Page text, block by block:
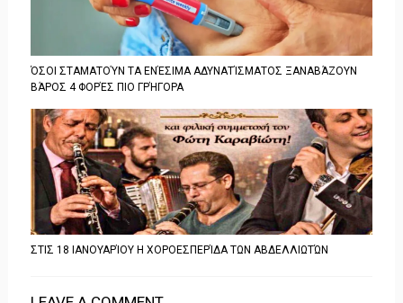
ΌΣΟΙ ΣΤΑΜΑΤΟΎΝ ΤΑ ΕΝΈΣΙΜΑ ΑΔΥΝΑΤΊΣΜΑΤΟΣ ΞΑΝΑΒΆΖΟΥΝ
ΒΆΡΟΣ 4 ΦΟΡΈΣ ΠΙΟ ΓΡΉΓΟΡΑ
ΣΤΙΣ 18 ΙΑΝΟΥΑΡΊΟΥ Η ΧΟΡΟΕΣΠΕΡΊΔΑ ΤΩΝ ΑΒΔΕΛΛΙΩΤΏΝ